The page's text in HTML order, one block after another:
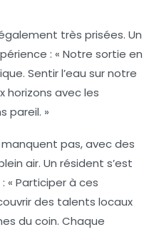
très prisées. Un
: « Notre sortie en
Sentir l’eau sur notre
horizons avec les
pareil. »
pas, avec des
air. Un résident s’est
« Participer à ces
des talents locaux
du coin. Chaque